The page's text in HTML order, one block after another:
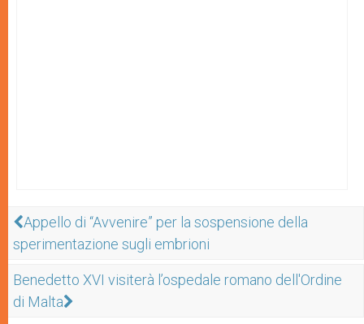
Appello di “Avvenire” per la sospensione della
sperimentazione sugli embrioni
Benedetto XVI visiterà l’ospedale romano dell'Ordine
di Malta